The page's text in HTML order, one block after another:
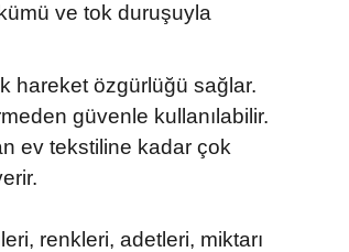
ve tok duruşuyla
hareket özgürlüğü sağlar.
güvenle kullanılabilir.
ev tekstiline kadar çok
renkleri, adetleri, miktarı